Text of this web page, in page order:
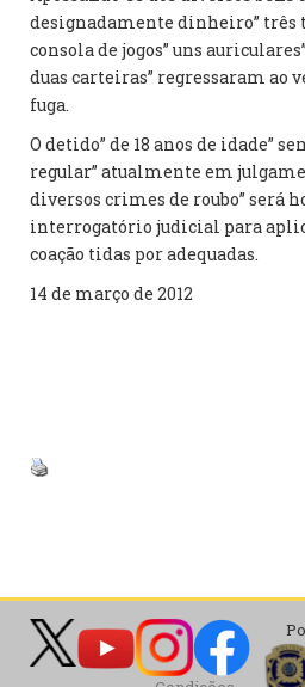
designadamente dinheiro” três
consola de jogos” uns
duas carteiras” regressaram ao
fuga.
O detido” de 18 anos de idade”
regular” atualmente em
diversos crimes de roubo” será
interrogatório judicial para
coação tidas por adequadas.
14 de março de 2012